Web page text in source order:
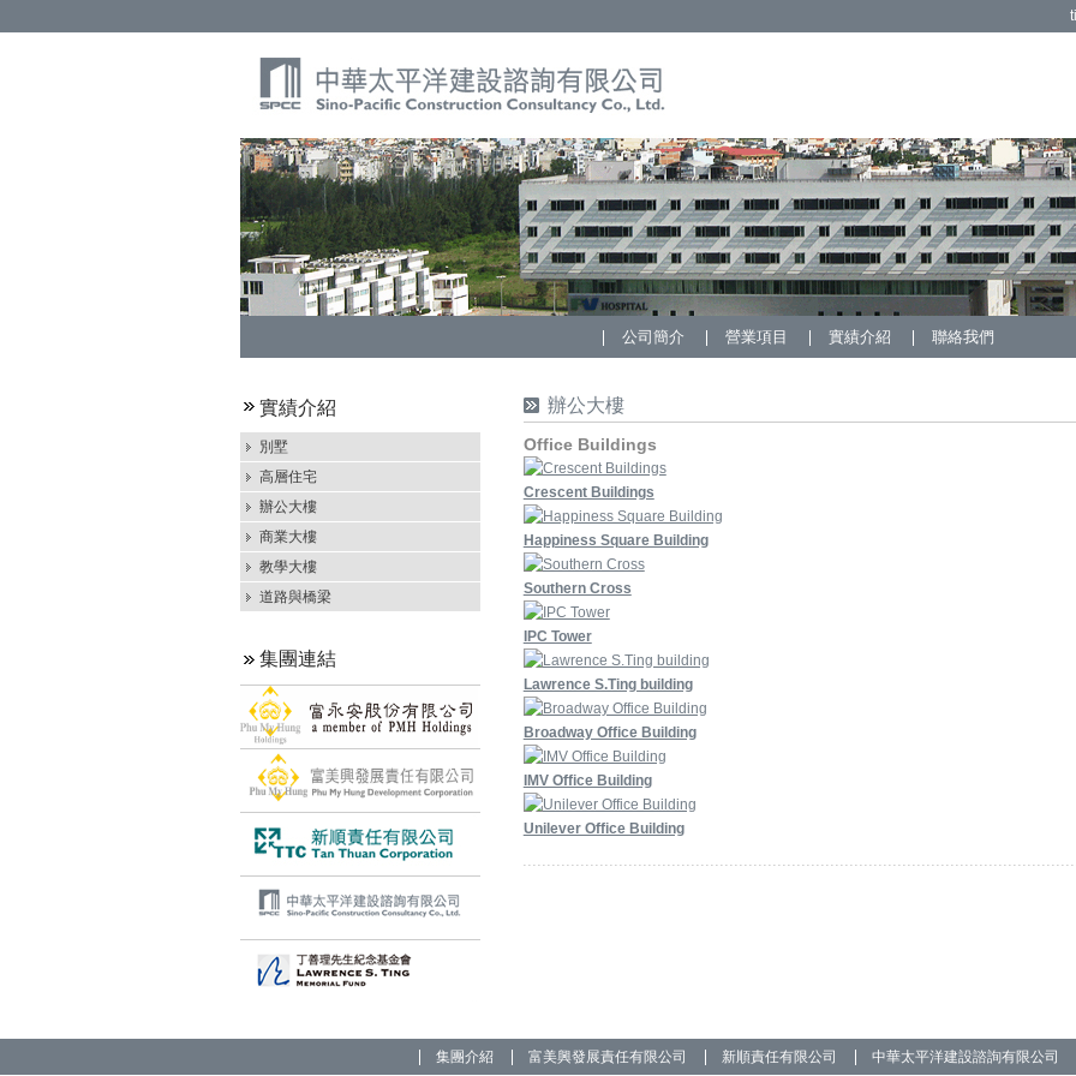
公司簡介 營業項目 實績介紹 聯絡我們
實績介紹
別墅
高層住宅
辦公大樓
商業大樓
教學大樓
道路與橋梁
集團連結
辦公大樓
Office Buildings
Crescent Buildings
Happiness Square Building
Southern Cross
IPC Tower
Lawrence S.Ting building
Broadway Office Building
IMV Office Building
Unilever Office Building
集團介紹 富美興發展責任有限公司 新順責任有限公司 中華太平洋建設諮詢有限公司